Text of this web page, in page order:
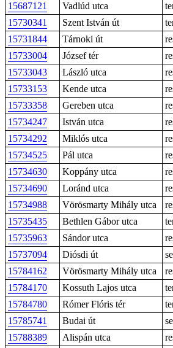
15687121
Vadlúd utca
15730341
Szent István út
15731844
Tárnoki út
15733004
József tér
15733043
László utca
15733153
Kende utca
15733358
Gereben utca
15734247
István utca
15734292
Miklós utca
15734525
Pál utca
15734630
Koppány utca
15734690
Loránd utca
15734988
Vörösmarty Mihály utca
15735435
Bethlen Gábor utca
15735963
Sándor utca
15737094
Diósdi út
15784162
Vörösmarty Mihály utca
15784170
Kossuth Lajos utca
15784780
Rómer Flóris tér
15785741
Budai út
15788389
Alispán utca